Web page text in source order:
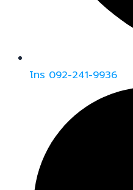
โทร 092-241-9936